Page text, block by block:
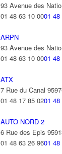
93 Avenue des
01 48 63 10 0001 48
ARPN
93 Avenue des
01 48 63 10 0001 48
ATX
7 Rue du Canal
01 48 17 85 0201 48
AUTO NORD 2
6 Rue des Epis
01 48 63 26 9601 48